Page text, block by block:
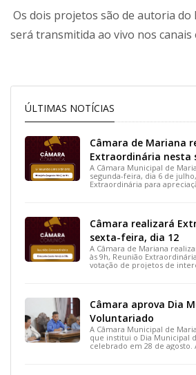
Os dois projetos são de autoria do
será transmitida ao vivo nos canais
ÚLTIMAS NOTÍCIAS
Câmara de Mariana
Extraordinária nesta
A Câmara Municipal de
segunda-feira, dia 6 de
Extraordinária para
Câmara realizará
sexta-feira, dia 12
A Câmara de Mariana
às 9h, Reunião
votação de projetos de
Câmara aprova Dia
Voluntariado
A Câmara Municipal de
que institui o Dia Municipal
celebrado em 28 de agosto.